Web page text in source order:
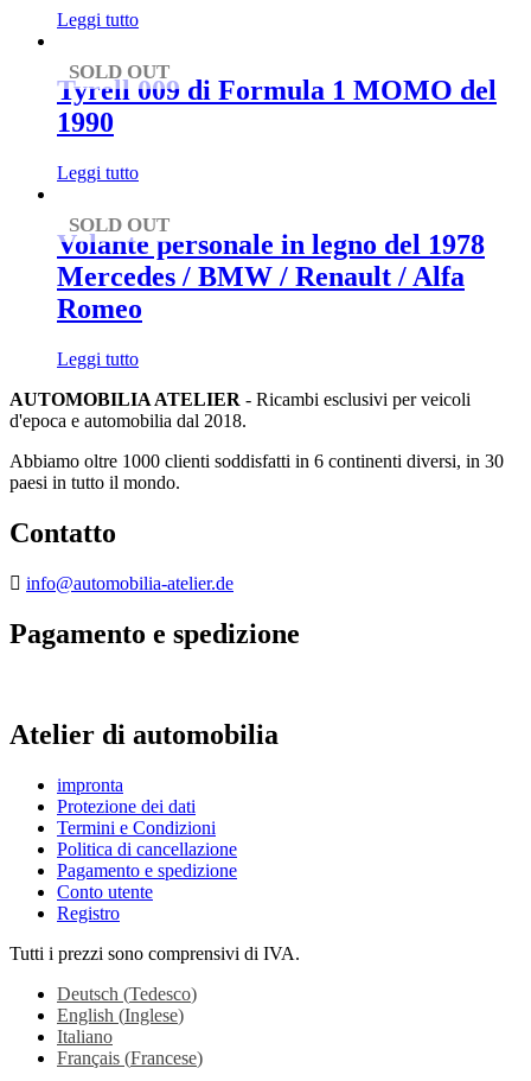
Leggi tutto
SOLD OUT
Tyrell 009 di Formula 1 MOMO del
1990
Leggi tutto
SOLD OUT
Volante personale in legno del 1978
Mercedes / BMW / Renault / Alfa
Romeo
Leggi tutto
AUTOMOBILIA ATELIER - Ricambi esclusivi per veicoli
d'epoca e automobilia dal 2018.
Abbiamo oltre 1000 clienti soddisfatti in 6 continenti diversi, in 30
paesi in tutto il mondo.
Contatto
info@automobilia-atelier.de
Pagamento e spedizione
Atelier di automobilia
impronta
Protezione dei dati
Termini e Condizioni
Politica di cancellazione
Pagamento e spedizione
Conto utente
Registro
Tutti i prezzi sono comprensivi di IVA.
Deutsch (Tedesco)
English (Inglese)
Italiano
Français (Francese)